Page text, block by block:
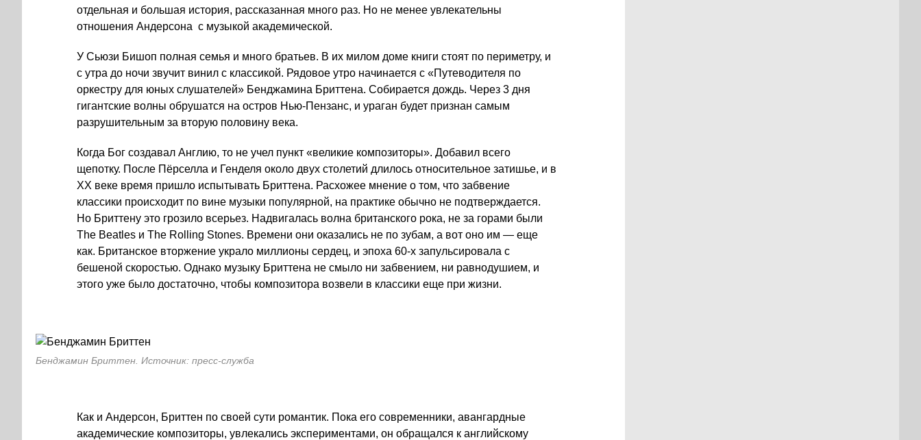
отдельная и большая история, рассказанная много раз. Но не менее увлекательны
отношения Андерсона с музыкой академической.
У Сьюзи Бишоп полная семья и много братьев. В их милом доме книги стоят по периметру, и
с утра до ночи звучит винил с классикой. Рядовое утро начинается с «Путеводителя по
оркестру для юных слушателей» Бенджамина Бриттена. Собирается дождь. Через 3 дня
гигантские волны обрушатся на остров Нью-Пензанс, и ураган будет признан самым
разрушительным за вторую половину века.
Когда Бог создавал Англию, то не учел пункт «великие композиторы». Добавил всего
щепотку. После Пёрселла и Генделя около двух столетий длилось относительное затишье, и в
ХХ веке время пришло испытывать Бриттена. Расхожее мнение о том, что забвение
классики происходит по вине музыки популярной, на практике обычно не подтверждается.
Но Бриттену это грозило всерьез. Надвигалась волна британского рока, не за горами были
The Beatles и The Rolling Stones. Времени они оказались не по зубам, а вот оно им — еще
как. Британское вторжение украло миллионы сердец, и эпоха 60-х запульсировала с
бешеной скоростью. Однако музыку Бриттена не смыло ни забвением, ни равнодушием, и
этого уже было достаточно, чтобы композитора возвели в классики еще при жизни.
Бенджамин Бриттен. Источник: пресс-служба
Как и Андерсон, Бриттен по своей сути романтик. Пока его современники, авангардные
академические композиторы, увлекались экспериментами, он обращался к английскому